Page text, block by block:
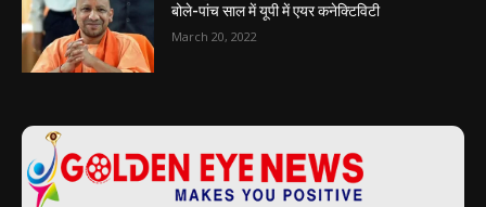
बोले-पांच साल में यूपी में एयर कनेक्टिविटी
March 20, 2022